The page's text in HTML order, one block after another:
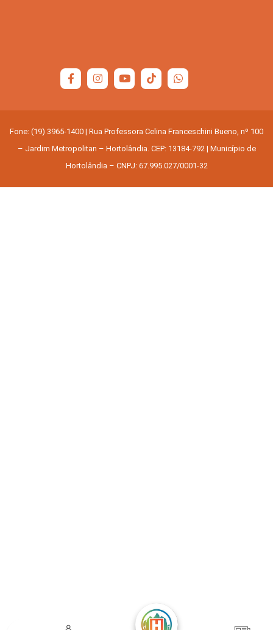
Fone: (19) 3965-1400 | Rua Professora Celina Franceschini Bueno, nº 100
– Jardim Metropolitan – Hortolândia. CEP: 13184-792 | Município de
Hortolândia – CNPJ: 67.995.027/0001-32